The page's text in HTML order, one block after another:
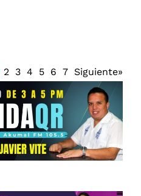
2 3 4 5 6 7 Siguiente»